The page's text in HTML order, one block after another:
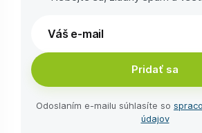
Pridať sa
Odoslaním e-⁠mailu súhlasíte so
údajov